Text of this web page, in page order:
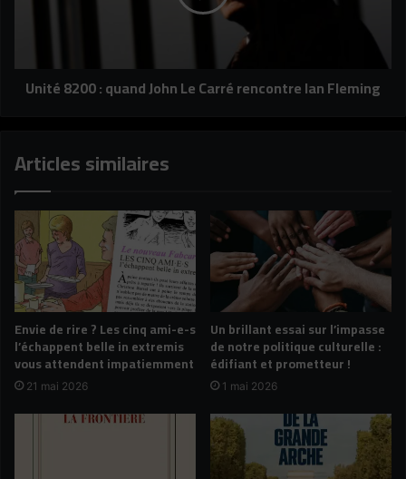
Ian
Fleming
Unité 8200 : quand John Le Carré rencontre Ian Fleming
Articles similaires
Envie de rire ? Les cinq ami-e-s
l’échappent belle in extremis
vous attendent impatiemment
21 mai 2026
Un brillant essai sur l’impasse
de notre politique culturelle :
édifiant et prometteur !
1 mai 2026